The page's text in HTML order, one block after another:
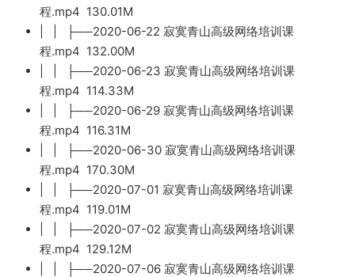
程.mp4 130.01M
| | ├──2020-06-22 寂寞青山高级网络培训课
程.mp4 132.00M
| | ├──2020-06-23 寂寞青山高级网络培训课
程.mp4 114.33M
| | ├──2020-06-29 寂寞青山高级网络培训课
程.mp4 116.31M
| | ├──2020-06-30 寂寞青山高级网络培训课
程.mp4 170.30M
| | ├──2020-07-01 寂寞青山高级网络培训课
程.mp4 119.01M
| | ├──2020-07-02 寂寞青山高级网络培训课
程.mp4 129.12M
| | ├──2020-07-06 寂寞青山高级网络培训课